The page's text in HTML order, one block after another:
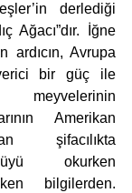
derlediği
Ağacı”dır. İğne
ardıcın, Avrupa
bir güç ile
meyvelerinin
Amerikan
şifacılıkta
okurken
bilgilerden.